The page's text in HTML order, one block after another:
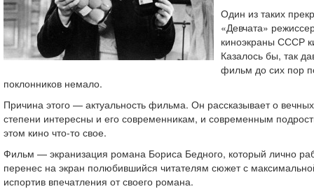
Один из таких
«Девчата»
киноэкраны СССР
Казалось бы, так
фильм до сих пор
поклонников немало.
Причина этого — актуальность фильма. Он рассказывает о
степени интересны и его современникам, и современным
этом кино что-то свое.
Фильм — экранизация романа Бориса Бедного, который лично
перенес на экран полюбившийся читателям сюжет с
испортив впечатления от своего романа.